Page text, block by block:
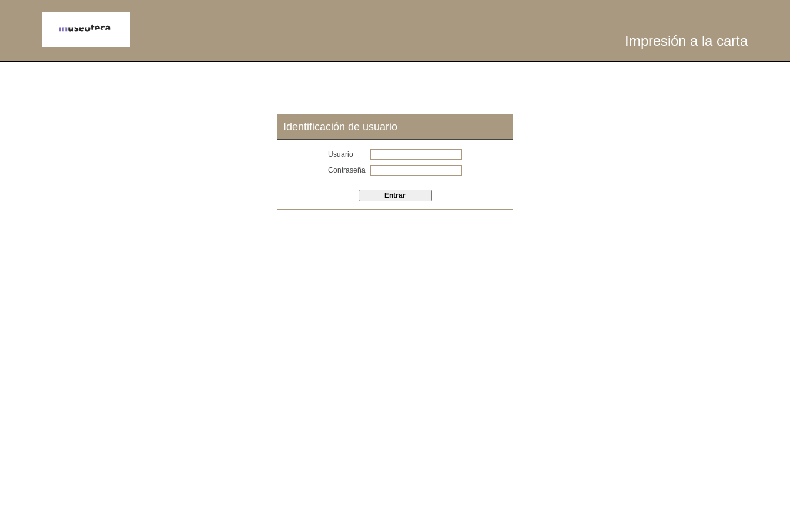
Impresión a la carta
Identificación de usuario
Usuario
Contraseña